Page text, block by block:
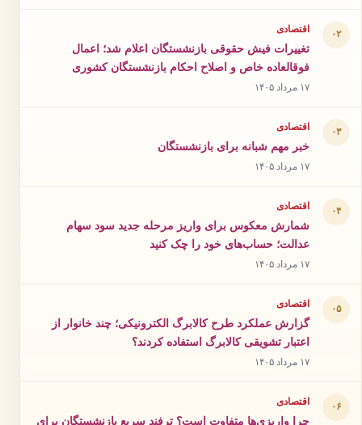
۰۲ اقتصادی
تغییرات فیش حقوقی بازنشستگان اعلام شد؛ اعمال
فوقالعاده خاص و اصلاح احکام بازنشستگان کشوری
۱۷ مرداد ۱۴۰۵
۰۳ اقتصادی
خبر مهم شبانه برای بازنشستگان
۱۷ مرداد ۱۴۰۵
۰۴ اقتصادی
شمارش معکوس برای واریز مرحله جدید سود سهام
عدالت؛ حساب‌های خود را چک کنید
۱۷ مرداد ۱۴۰۵
۰۵ اقتصادی
گزارش عملکرد طرح کالابرگ الکترونیکی؛ چند خانوار از
اعتبار تشویقی کالابرگ استفاده کردند؟
۱۷ مرداد ۱۴۰۵
۰۶ اقتصادی
چرا واریزی‌ها متفاوت است؟ ترفند سریع بازنشستگان برای